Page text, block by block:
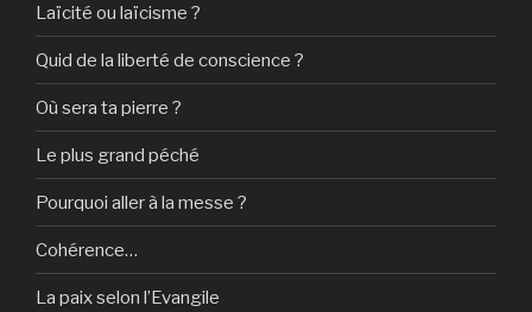
Laïcité ou laïcisme ?
Quid de la liberté de conscience ?
Où sera ta pierre ?
Le plus grand péché
Pourquoi aller à la messe ?
Cohérence…
La paix selon l’Evangile